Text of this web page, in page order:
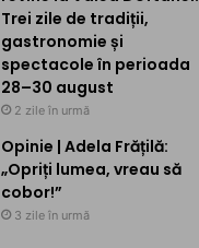
Trei zile de tradiții,
gastronomie și
spectacole în perioada
28–30 august
2 zile în urmă
Opinie | Adela Frățilă:
„Opriți lumea, vreau să
cobor!”
3 zile în urmă